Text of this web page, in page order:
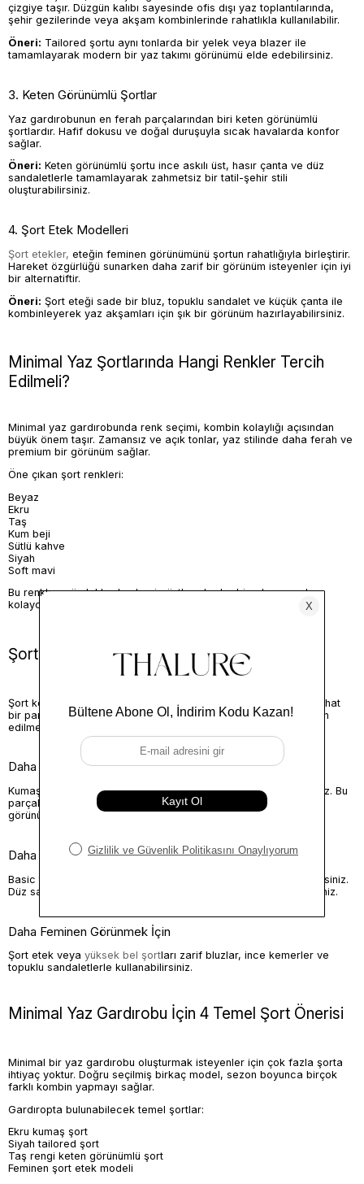
çizgiye taşır. Düzgün kalıbı sayesinde ofis dışı yaz toplantılarında,
şehir gezilerinde veya akşam kombinlerinde rahatlıkla kullanılabilir.
Öneri: Tailored şortu aynı tonlarda bir yelek veya blazer ile
tamamlayarak modern bir yaz takımı görünümü elde edebilirsiniz.
3. Keten Görünümlü Şortlar
Yaz gardırobunun en ferah parçalarından biri keten görünümlü
şortlardır. Hafif dokusu ve doğal duruşuyla sıcak havalarda konfor
sağlar.
Öneri: Keten görünümlü şortu ince askılı üst, hasır çanta ve düz
sandaletlerle tamamlayarak zahmetsiz bir tatil-şehir stili
oluşturabilirsiniz.
4. Şort Etek Modelleri
Şort etekler, eteğin feminen görünümünü şortun rahatlığıyla birleştirir.
Hareket özgürlüğü sunarken daha zarif bir görünüm isteyenler için iyi
bir alternatiftir.
Öneri: Şort eteği sade bir bluz, topuklu sandalet ve küçük çanta ile
kombinleyerek yaz akşamları için şık bir görünüm hazırlayabilirsiniz.
Minimal Yaz Şortlarında Hangi Renkler Tercih
Edilmeli?
Minimal yaz gardırobunda renk seçimi, kombin kolaylığı açısından
büyük önem taşır. Zamansız ve açık tonlar, yaz stilinde daha ferah ve
premium bir görünüm sağlar.
Öne çıkan şort renkleri:
Beyaz
Ekru
Taş
Kum beji
Sütlü kahve
Siyah
Soft mavi
Bu renkler, gömleklerden basic üstlere kadar birçok parçayla
kolayca kombinlenebilir.
Şort Kombinlerinde Nelere Dikkat Edilmeli?
Şort kombinlerinde denge çok önemlidir. Şort kısa veya daha rahat
bir parçaysa, üst seçiminde daha sade ve düzgün kalıplar tercih
edilmelidir. Böylece görünüm fazla sporlaşmadan daha şık kalır.
Daha Şık Görünmek İçin
Kumaş şortları gömlek, yelek veya blazer ile kombinleyebilirsiniz. Bu
parçalar şortun rahat havasını dengeler ve daha sofistike bir
görünüm sağlar.
Daha Günlük Görünmek İçin
Basic tişört, ince askılı üst veya oversize gömlek tercih edebilirsiniz.
Düz sandalet, sneaker veya loafer ile kombini tamamlayabilirsiniz.
Daha Feminen Görünmek İçin
Şort etek veya yüksek bel şortları zarif bluzlar, ince kemerler ve
topuklu sandaletlerle kullanabilirsiniz.
Minimal Yaz Gardırobu İçin 4 Temel Şort Önerisi
Minimal bir yaz gardırobu oluşturmak isteyenler için çok fazla şorta
ihtiyaç yoktur. Doğru seçilmiş birkaç model, sezon boyunca birçok
farklı kombin yapmayı sağlar.
Gardıropta bulunabilecek temel şortlar:
Ekru kumaş şort
Siyah tailored şort
Taş rengi keten görünümlü şort
Feminen şort etek modeli